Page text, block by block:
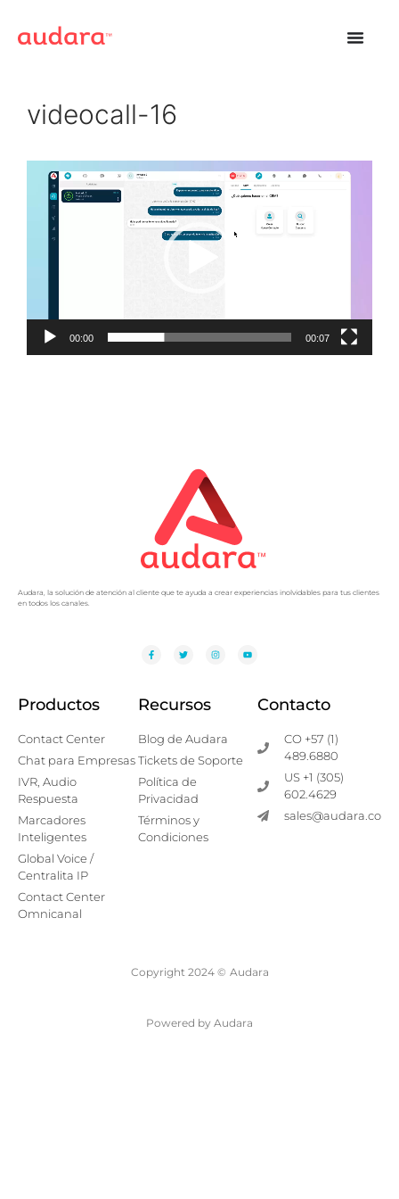
videocall-16
Reproductor
vídeo
00:00 00:07
Audara, la solución de atención al cliente que te ayuda a crear experiencias inolvidables para tus clientes
en todos los canales.
Productos
Contact Center
Chat para Empresas
IVR, Audio
Respuesta
Marcadores
Inteligentes
Global Voice /
Centralita IP
Contact Center
Omnicanal
Recursos
Blog de Audara
Tickets de Soporte
Política de
Privacidad
Términos y
Condiciones
Contacto
CO +57 (1)
489.6880
US +1 (305)
602.4629
sales@audara.co
Copyright 2024 © Audara
Powered by Audara